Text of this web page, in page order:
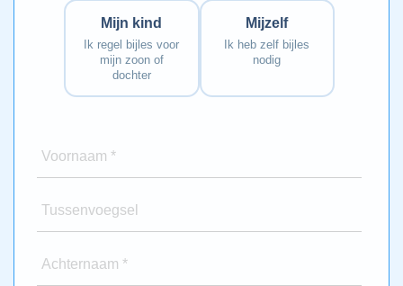
Mijn kind
Ik regel bijles voor
mijn zoon of
dochter
Mijzelf
Ik heb zelf bijles
nodig
Voornaam *
Tussenvoegsel
Achternaam *